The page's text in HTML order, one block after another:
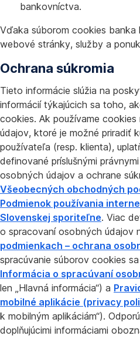
bankovníctva.
Vďaka súborom cookies banka
webové stránky, služby a
Ochrana súkromia
Tieto informácie slúžia na
informácií týkajúcich sa toho,
cookies. Ak používame
údajov, ktoré je možné priradiť
používateľa (resp. klienta),
definované príslušnými
osobných údajov a ochrane
Všeobecných obchodných
Podmienok používania
Slovenskej sporiteľne. Viac
o spracovaní osobných údajov
podmienkach – ochrana
spracúvanie súborov cookies
Informácia o spracúvaní
len „Hlavná informácia“) a
mobilné aplikácie (privacy
k mobilným aplikáciám“).
doplňujúcimi informáciami